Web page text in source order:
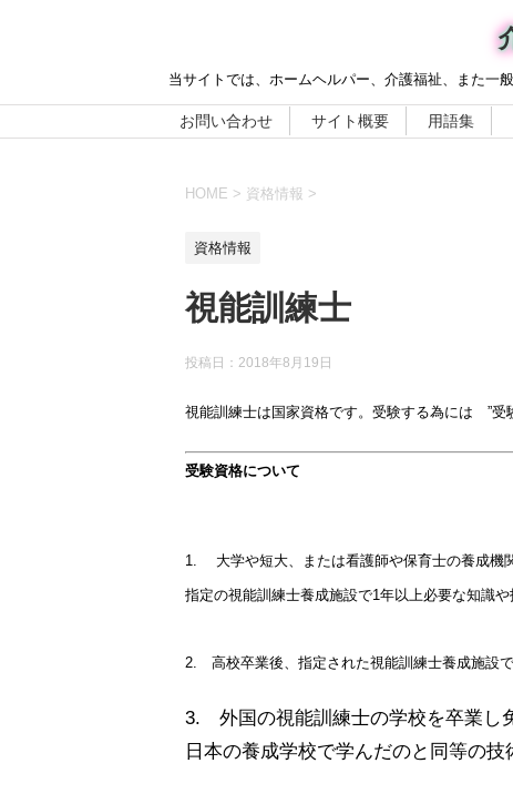
当サイトでは、ホームヘルパー、介護福祉、また一
お問い合わせ サイト概要 用語集
HOME > 資格情報 >
資格情報
視能訓練士
投稿日： 2018年8月19日
視能訓練士は国家資格です。受験する為には ”受
受験資格について
1. 大学や短大、または看護師や保育士の養成機
指定の視能訓練士養成施設で1年以上必要な知識や
2. 高校卒業後、指定された視能訓練士養成施設
3. 外国の視能訓練士の学校を卒業し
日本の養成学校で学んだのと同等の